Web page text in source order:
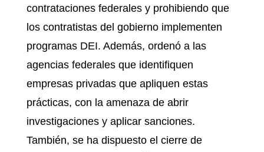
contrataciones federales y prohibiendo que
los contratistas del gobierno implementen
programas DEI. Además, ordenó a las
agencias federales que identifiquen
empresas privadas que apliquen estas
prácticas, con la amenaza de abrir
investigaciones y aplicar sanciones.
También, se ha dispuesto el cierre de